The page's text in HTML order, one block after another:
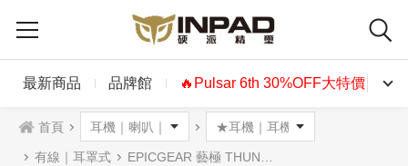
最新商品 品牌館 🔥Pulsar 6th 30%OFF大特價🔥
首頁
有線｜耳罩式 EPICGEAR 藝極 THUNDEROUZ 雷鳴魔 耳機麥克風